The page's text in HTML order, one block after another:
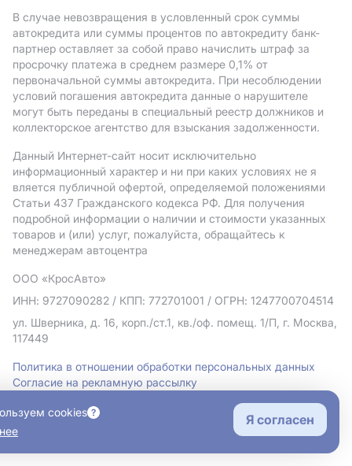
В случае невозвращения в условленный срок суммы
автокредита или суммы процентов по автокредиту банк-
партнер оставляет за собой право начислить штраф за
просрочку платежа в среднем размере 0,1% от
первоначальной суммы автокредита. При несоблюдении
условий погашения автокредита данные о нарушителе
могут быть переданы в специальный реестр должников и
коллекторское агентство для взыскания задолженности.
Данный Интернет-сайт носит исключительно
информационный характер и ни при каких условиях не я
вляется публичной офертой, определяемой положениями
Статьи 437 Гражданского кодекса РФ. Для получения
подробной информации о наличии и стоимости указанных
товаров и (или) услуг, пожалуйста, обращайтесь к
менеджерам автоцентра
ООО «КросАвто»
ИНН: 9727090282 / КПП: 772701001 / ОГРН: 1247700704514
ул. Шверника, д. 16, корп./ст.1, кв./оф. помещ. 1/П, г. Москва,
117449
Политика в отношении обработки персональных данных
Согласие на рекламную рассылку
cookies
Я согласен